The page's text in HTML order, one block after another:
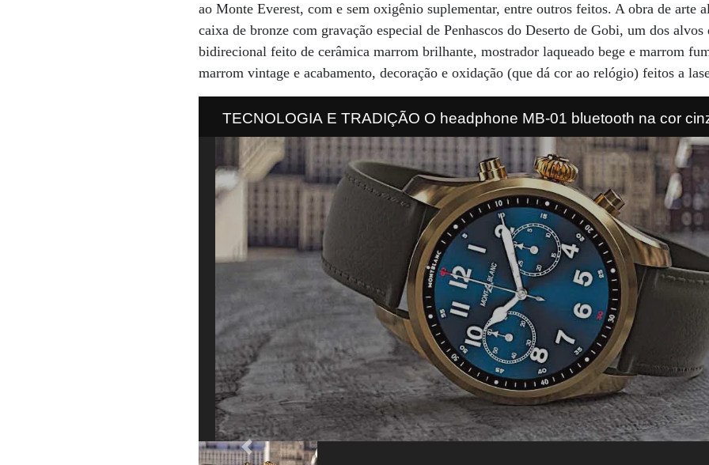
ao Monte Everest, com e sem oxigênio suplementar, entre outros feitos. A obra de arte
caixa de bronze com gravação especial de Penhascos do Deserto de Gobi, um dos alvos
bidirecional feito de cerâmica marrom brilhante, mostrador laqueado bege e marrom
marrom vintage e acabamento, decoração e oxidação (que dá cor ao relógio) feitos a
TECNOLOGIA E TRADIÇÃO O headphone MB-01 bluetooth na cor
Summit 2 com tela de Amoled e a pasta de documentos parte da
Previous